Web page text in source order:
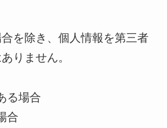
を除き、個人情報を第三者
りません。
る場合
合